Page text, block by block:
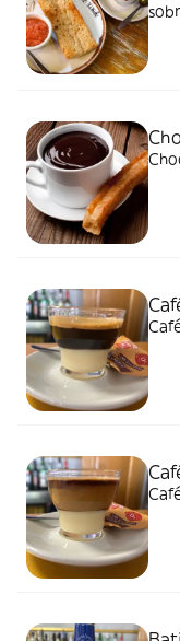
sobre